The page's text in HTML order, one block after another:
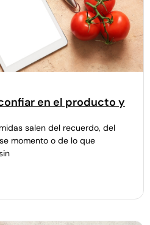
en el producto y
salen del recuerdo, del
momento o de lo que